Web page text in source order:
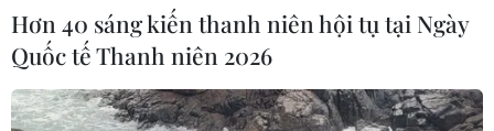
Hơn 40 sáng kiến thanh niên hội tụ tại Ngày
Quốc tế Thanh niên 2026